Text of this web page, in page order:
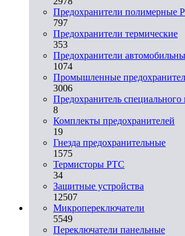
Предохранители полимерные
797
Предохранители термические
353
Предохранители
1074
Промышленные
3006
Предохранитель специального
8
Комплекты предохранителей
19
Гнезда предохранительные
1575
Термисторы PTC
34
Защитные устройства
12507
Микропереключатели
5549
Переключатели панельные